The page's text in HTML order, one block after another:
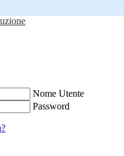
Nome Utente
Password